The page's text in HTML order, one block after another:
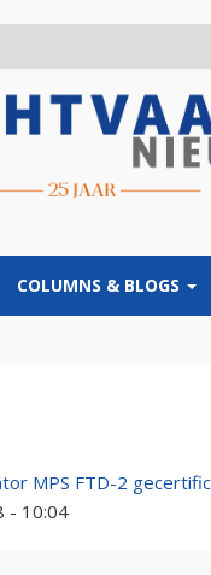
COLUMNS & BLOGS
MPS FTD-2
- 10:04